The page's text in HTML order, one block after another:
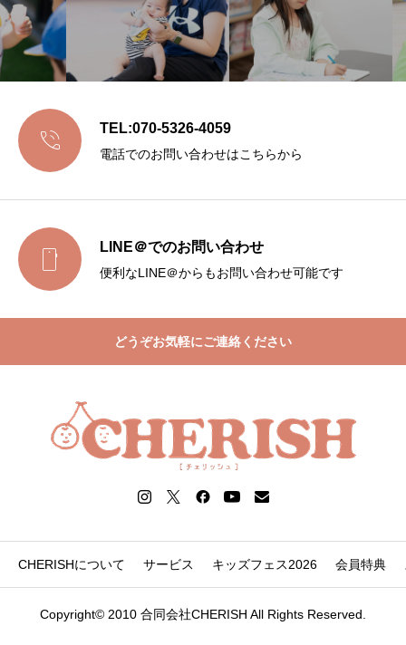
 TEL:070-5326-4059
電話でのお問い合わせはこちらから
 LINE＠でのお問い合わせ
便利なLINE＠からもお問い合わせ可能です
どうぞお気軽にご連絡ください
CHERISHについて サービス キッズフェス2026 会員特典
Copyright© 2010 合同会社CHERISH All Rights Reserved.